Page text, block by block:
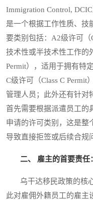
Immigration Control,
是一个根据工作性质、技
要类别包括：A2级许可（
技术性或半技术性工作的
Permit），适用于拥有特
C级许可（Class C Permit
管理人员；此外还有针对
首先需要根据派遣员工的
申请的许可类别，这是整
导致直接拒签或后续合规
二、 雇主的首要责
乌干达移民政策的核心
此对雇佣外籍员工的雇主